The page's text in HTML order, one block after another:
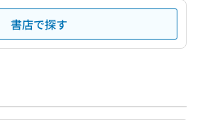
書店で探す